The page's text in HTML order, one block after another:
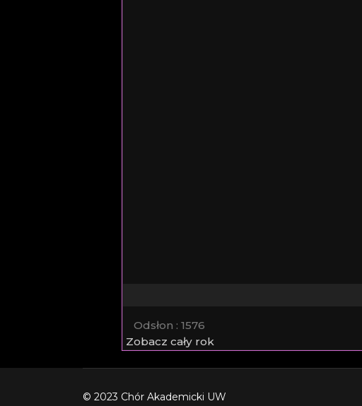
Odsłon : 1576
Zobacz cały rok
© 2023 Chór Akademicki UW